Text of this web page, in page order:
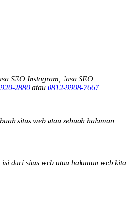
SEO Instagram, Jasa SEO
2880 atau 0812-9908-7667
situs web atau sebuah halaman
dari situs web atau halaman web kita